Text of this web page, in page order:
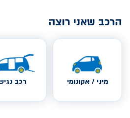
הרכב שאני רוצה
מיני / אקונומי רכב